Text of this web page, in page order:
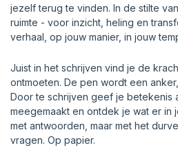
jezelf terug te vinden. In de stilte
ruimte - voor inzicht, heling en
verhaal, op jouw manier, in jouw
Juist in het schrijven vind je de
ontmoeten. De pen wordt een
Door te schrijven geef je betekenis
meegemaakt en ontdek je wat er in
met antwoorden, maar met het
vragen. Op papier.